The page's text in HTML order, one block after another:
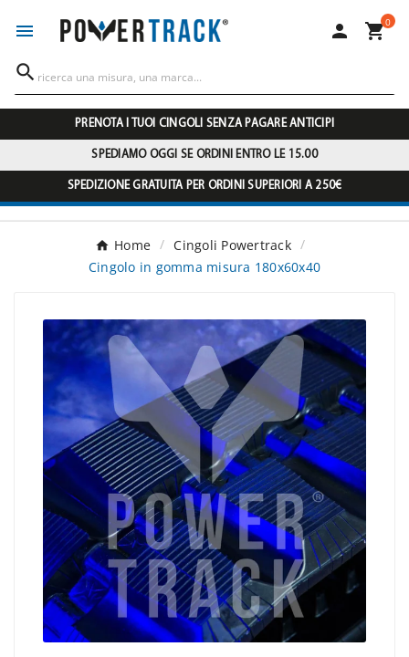
  0

PRENOTA I TUOI CINGOLI SENZA PAGARE ANTICIPI
SPEDIAMO OGGI SE ORDINI ENTRO LE 15.00
SPEDIZIONE GRATUITA PER ORDINI SUPERIORI A 250€
Home
Cingoli Powertrack
Cingolo in gomma misura 180x60x40